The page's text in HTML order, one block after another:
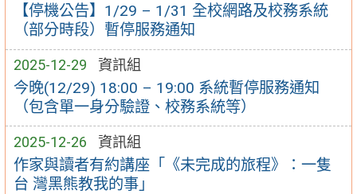
【停機公告】1/29 – 1/31 全校網路及校務系統
（部分時段）暫停服務通知
2025-12-29 資訊組
今晚(12/29) 18:00 – 19:00 系統暫停服務通知
（包含單一身分驗證、校務系統等）
2025-12-26 資訊組
作家與讀者有約講座「《未完成的旅程》：一隻
台 灣黑熊教我的事」